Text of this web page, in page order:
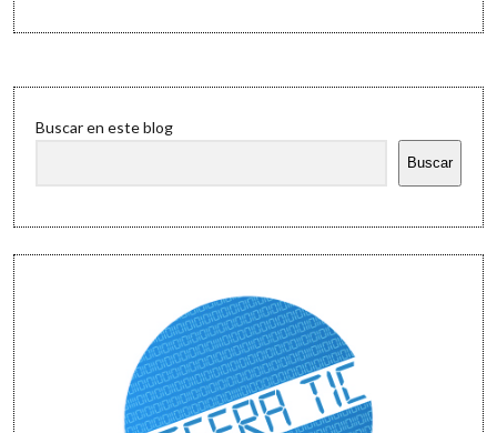
(y
Sidebar
Buscar en este blog
Buscar